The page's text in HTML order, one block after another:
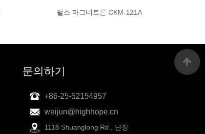
펄스 마그네트론 CKM-121A
문의하기
+86-25-52154957
weijun@highhope.cn
1118 Shuanglong Rd., 난징